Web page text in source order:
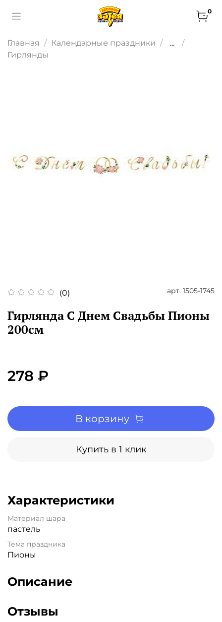
0
Главная Календарные праздники
...
Гирлянды
(0) арт. 1505-1745
Гирлянда С Днем Свадьбы Пионы
200см
278 ₽
В корзину
Купить в 1 клик
Характеристики
Материал шара
пастель
Тема праздника
Пионы
Описание
Отзывы